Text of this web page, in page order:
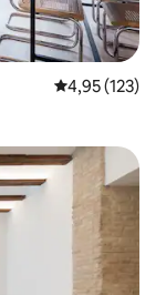
4,95 av 5 i
4,95 (123)